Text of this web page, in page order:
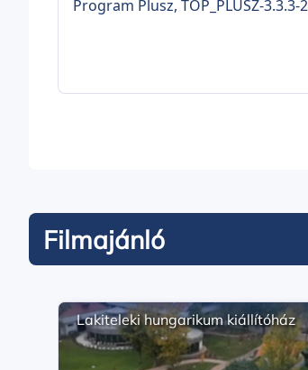
Program Plusz, TOP_PLUSZ-3.3.3-
iskolában” címmel (projekt
Filmajánló
Lakiteleki hungarikum kiállítóház